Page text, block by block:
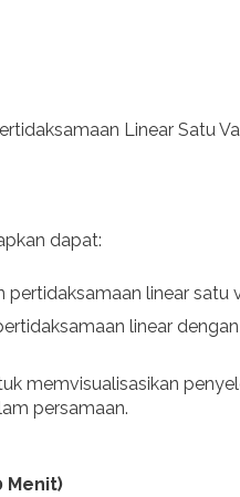
Linear Satu
dapat:
linear satu
linear
memvisualisasikan
persamaan.
Menit)